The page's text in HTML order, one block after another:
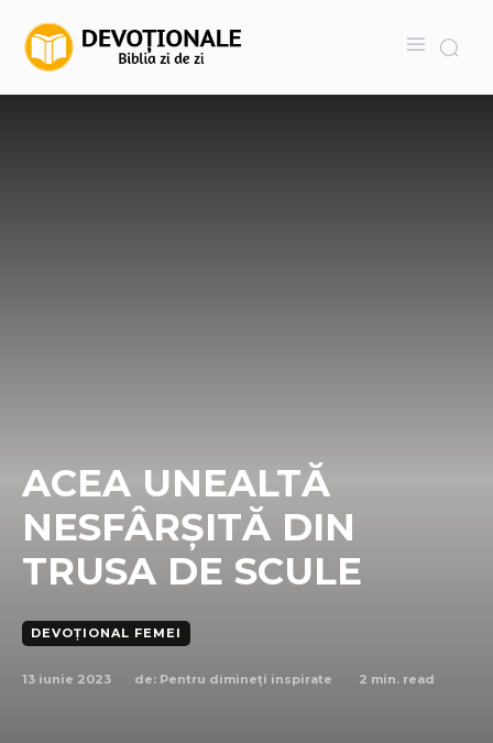
ACEA UNEALTĂ
NESFÂRȘITĂ DIN
TRUSA DE SCULE
DEVOȚIONAL FEMEI
13 iunie 2023 de: Pentru dimineți inspirate 2 min. read